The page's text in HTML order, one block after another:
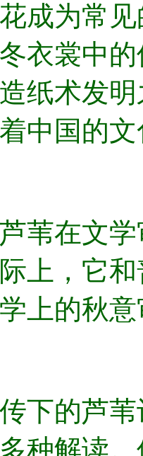
成为常
衣裳中
纸术发
中国的
苇在文
上，它
上的秋
下的芦
种解读